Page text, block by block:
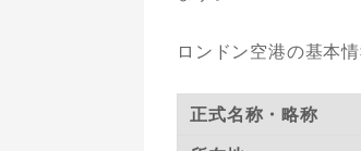
ロンドン空港の基本
正式名称・略称